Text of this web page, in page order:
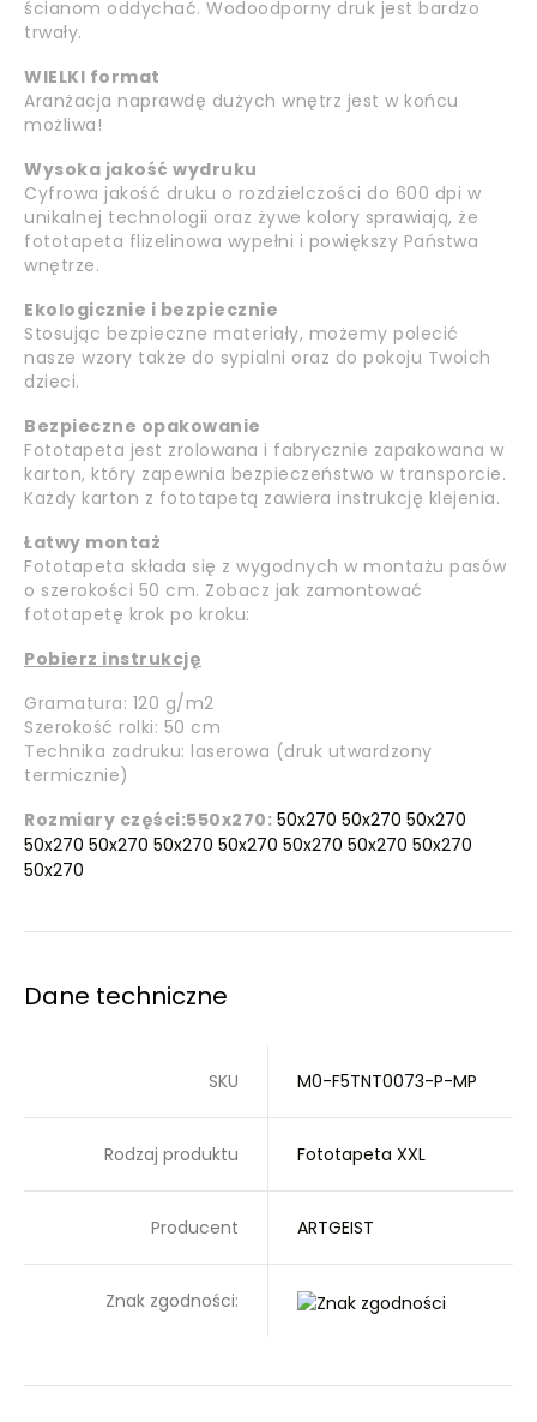
ścianom oddychać. Wodoodporny druk jest bardzo
trwały.
WIELKI format
Aranżacja naprawdę dużych wnętrz jest w końcu
możliwa!
Wysoka jakość wydruku
Cyfrowa jakość druku o rozdzielczości do 600 dpi w
unikalnej technologii oraz żywe kolory sprawiają, że
fototapeta flizelinowa wypełni i powiększy Państwa
wnętrze.
Ekologicznie i bezpiecznie
Stosując bezpieczne materiały, możemy polecić
nasze wzory także do sypialni oraz do pokoju Twoich
dzieci.
Bezpieczne opakowanie
Fototapeta jest zrolowana i fabrycznie zapakowana w
karton, który zapewnia bezpieczeństwo w transporcie.
Każdy karton z fototapetą zawiera instrukcję klejenia.
Łatwy montaż
Fototapeta składa się z wygodnych w montażu pasów
o szerokości 50 cm. Zobacz jak zamontować
fototapetę krok po kroku:
Pobierz instrukcję
Gramatura: 120 g/m2
Szerokość rolki: 50 cm
Technika zadruku: laserowa (druk utwardzony
termicznie)
Rozmiary części:550x270: 50x270 50x270 50x270
50x270 50x270 50x270 50x270 50x270 50x270 50x270
50x270
Dane techniczne
SKU M0-F5TNT0073-P-MP
Rodzaj produktu Fototapeta XXL
Producent ARTGEIST
Znak zgodności: